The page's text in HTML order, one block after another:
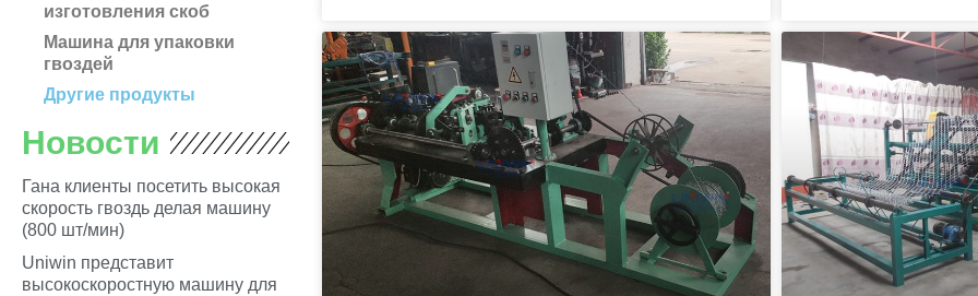
изготовления скоб
Машина для упаковки
гвоздей
Другие продукты
Новости
Гана клиенты посетить высокая
скорость гвоздь делая машину
(800 шт/мин)
Uniwin представит
высокоскоростную машину для